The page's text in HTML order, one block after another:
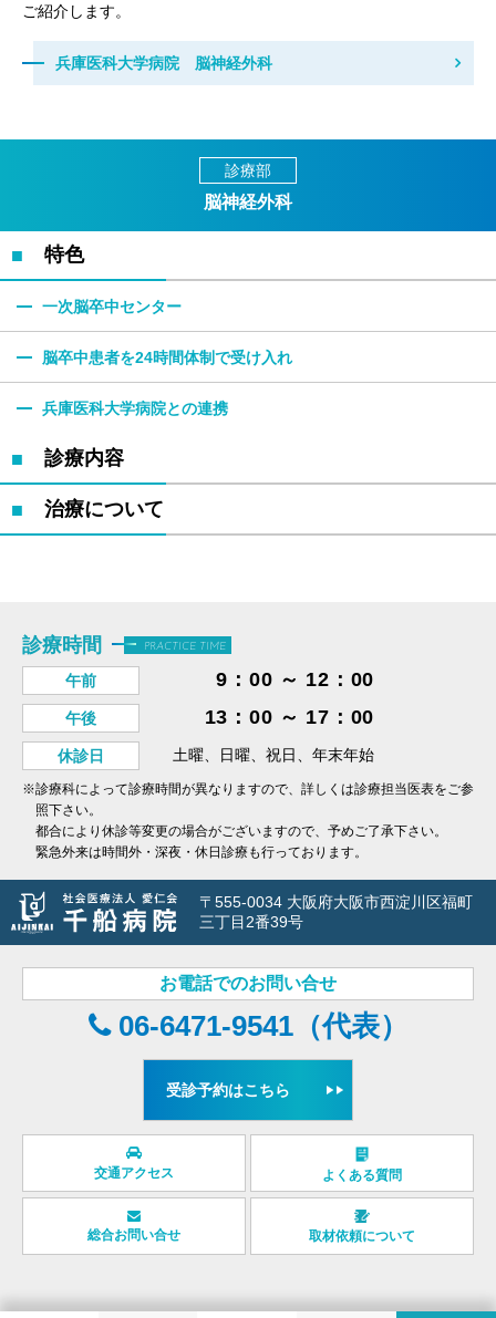
ご紹介します。
兵庫医科大学病院 脳神経外科
診療部
脳神経外科
特色
一次脳卒中センター
脳卒中患者を24時間体制で受け入れ
兵庫医科大学病院との連携
診療内容
治療について
診療時間 PRACTICE TIME
午前 9：00 ～ 12：00
午後 13：00 ～ 17：00
休診日 土曜、日曜、祝日、年末年始
※診療科によって診療時間が異なりますので、詳しくは診療担当医表をご参
照下さい。
都合により休診等変更の場合がございますので、予めご了承下さい。
緊急外来は時間外・深夜・休日診療も行っております。
〒555-0034 大阪府大阪市西淀川区福町
三丁目2番39号
お電話でのお問い合せ
06-6471-9541（代表）
受診予約はこちら
交通アクセス よくある質問
総合お問い合せ 取材依頼について